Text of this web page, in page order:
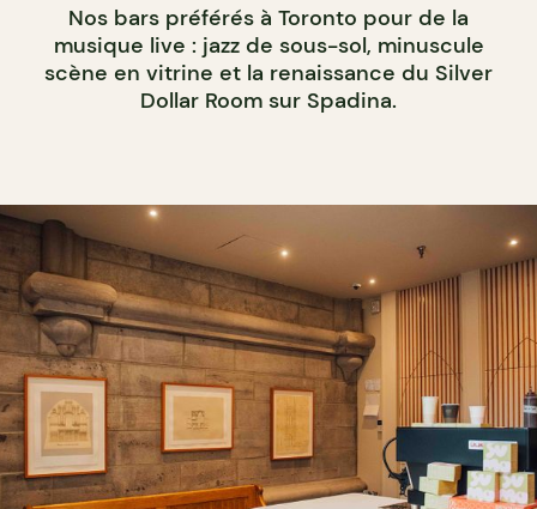
Nos bars préférés à Toronto pour de la
musique live : jazz de sous-sol, minuscule
scène en vitrine et la renaissance du Silver
Dollar Room sur Spadina.